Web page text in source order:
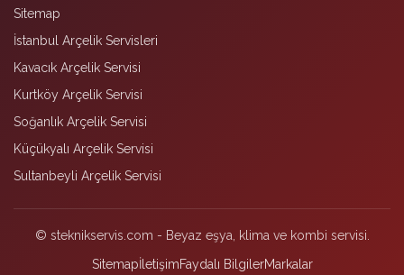
Sitemap
İstanbul Arçelik Servisleri
Kavacık Arçelik Servisi
Kurtköy Arçelik Servisi
Soğanlık Arçelik Servisi
Küçükyalı Arçelik Servisi
Sultanbeyli Arçelik Servisi
© steknikservis.com - Beyaz eşya, klima ve kombi servisi.
SitemapİletişimFaydalı BilgilerMarkalar